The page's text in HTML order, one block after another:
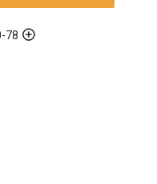
78